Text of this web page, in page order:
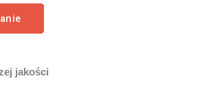
jakości